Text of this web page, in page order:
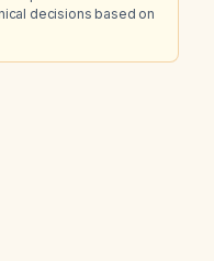
decisions based on